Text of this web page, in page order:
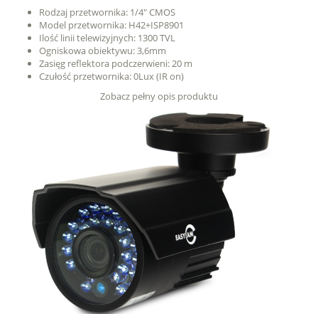
Rodzaj przetwornika: 1/4″ CMOS
Model przetwornika: H42+ISP8901
Ilość linii telewizyjnych: 1300 TVL
Ogniskowa obiektywu: 3,6mm
Zasięg reflektora podczerwieni: 20 m
Czułość przetwornika: 0Lux (IR on)
Zobacz pełny opis produktu